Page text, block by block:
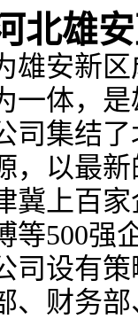
北雄
雄安新
一体，
司集结
，以最
冀上百
等500强
司设有
、财务